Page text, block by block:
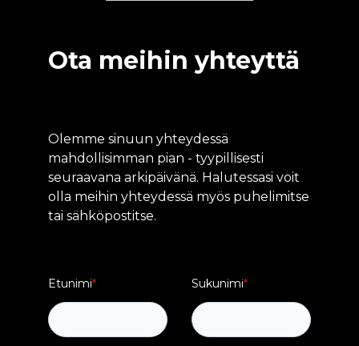
Ota meihin yhteyttä
Olemme sinuun yhteydessä
mahdollisimman pian - tyypillisesti
seuraavana arkipäivänä. Halutessasi voit
olla meihin yhteydessä myös puhelimitse
tai sähköpostitse.
Etunimi* Sukunimi*